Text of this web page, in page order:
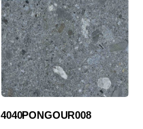
4040PONGOUR008